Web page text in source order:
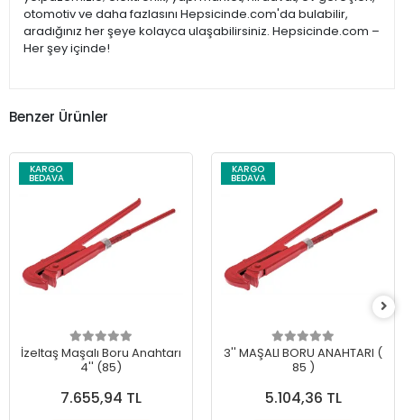
otomotiv ve daha fazlasını Hepsicinde.com'da bulabilir,
aradığınız her şeye kolayca ulaşabilirsiniz. Hepsicinde.com –
Her şey içinde!
Benzer Ürünler
KARGO
BEDAVA
İzeltaş Maşalı Boru Anahtarı
4'' (85)
7.655,94 TL
KARGO
BEDAVA
3'' MAŞALI BORU ANAHTARI (
85 )
5.104,36 TL